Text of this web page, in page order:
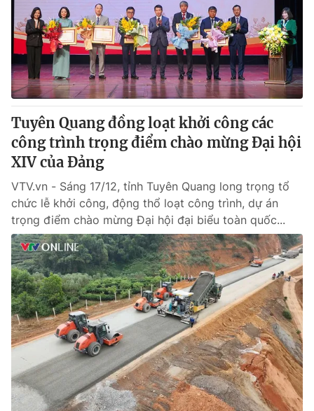
Tuyên Quang đồng loạt khởi công các
công trình trọng điểm chào mừng Đại hội
XIV của Đảng
VTV.vn - Sáng 17/12, tỉnh Tuyên Quang long trọng tổ
chức lễ khởi công, động thổ loạt công trình, dự án
trọng điểm chào mừng Đại hội đại biểu toàn quốc...